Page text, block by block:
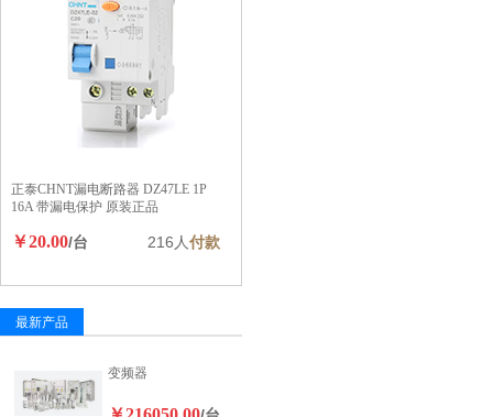
正泰CHNT漏电断路器 DZ47LE 1P
16A 带漏电保护 原装正品
￥20.00/台 216人付款
最新产品
变频器